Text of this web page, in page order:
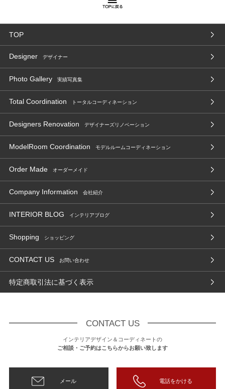
TOP
Designer デザイナー
Photo Gallery 実績写真集
Total Coordination トータルコーディネーション
Designers Renovation デザイナーズリノベーション
ModelRoom Coordination モデルルームコーディネーション
Order Made オーダーメイド
Company Information 会社紹介
INTERIOR BLOG インテリアブログ
Shopping ショッピング
CONTACT US お問い合わせ
特定商取引法に基づく表示
CONTACT US
インテリアデザイン＆コーディネートの
ご相談・ご予約はこちらからお願い致します
メール 電話をかける